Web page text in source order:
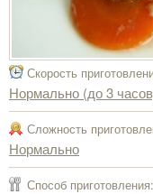
Скорость
Нормально (до 3
Сложность
Нормально
Способ приготовления: